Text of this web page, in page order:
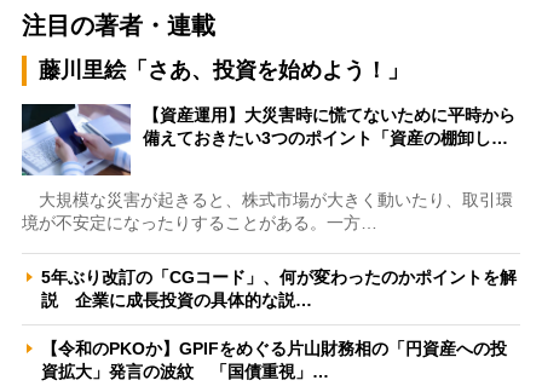
注目の著者・連載
藤川里絵「さあ、投資を始めよう！」
【資産運用】大災害時に慌てないために平時から
備えておきたい3つのポイント「資産の棚卸し…
大規模な災害が起きると、株式市場が大きく動いたり、取引環
境が不安定になったりすることがある。一方…
5年ぶり改訂の「CGコード」、何が変わったのかポイントを解
説 企業に成長投資の具体的な説…
【令和のPKOか】GPIFをめぐる片山財務相の「円資産への投
資拡大」発言の波紋 「国債重視」…